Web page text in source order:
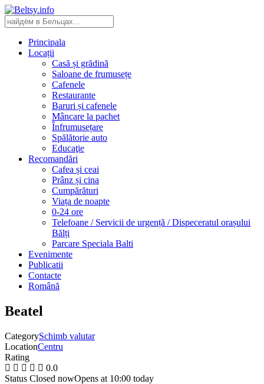
Principala
Locații
Casă și grădină
Saloane de frumusețe
Cafenele
Restaurante
Baruri și cafenele
Mâncare la pachet
Înfrumusețare
Spălătorie auto
Educaţie
Recomandări
Cafea și ceai
Prânz și cina
Cumpărături
Viața de noapte
0-24 ore
Telefoane / Servicii de urgență / Dispeceratul orașului
Bălți
Parcare Speciala Balti
Evenimente
Publicatii
Contacte
Română
Beatel
CategorySchimb valutar
LocationCentru
Rating
0.0
Status Closed nowOpens at 10:00 today